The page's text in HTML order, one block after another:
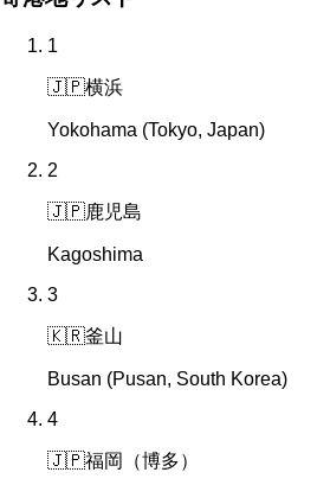
1
🇯🇵横浜
Yokohama (Tokyo, Japan)
2
🇯🇵鹿児島
Kagoshima
3
🇰🇷釜山
Busan (Pusan, South Korea)
4
🇯🇵福岡（博多）